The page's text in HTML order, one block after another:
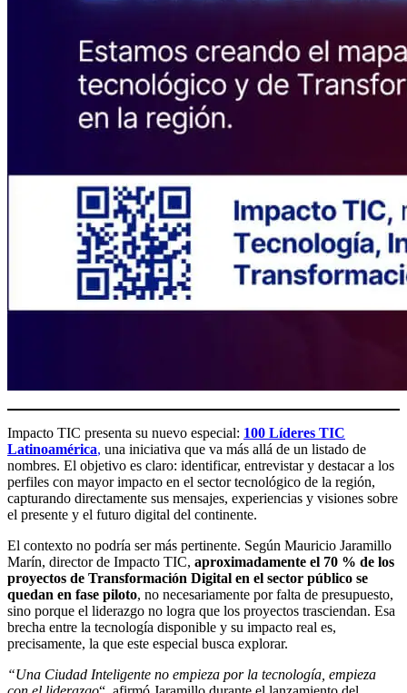
Impacto TIC presenta su nuevo especial: 100 Líderes TIC
Latinoamérica, una iniciativa que va más allá de un listado de
nombres. El objetivo es claro: identificar, entrevistar y destacar a los
perfiles con mayor impacto en el sector tecnológico de la región,
capturando directamente sus mensajes, experiencias y visiones sobre
el presente y el futuro digital del continente.
El contexto no podría ser más pertinente. Según Mauricio Jaramillo
Marín, director de Impacto TIC, aproximadamente el 70 % de los
proyectos de Transformación Digital en el sector público se
quedan en fase piloto, no necesariamente por falta de presupuesto,
sino porque el liderazgo no logra que los proyectos trasciendan. Esa
brecha entre la tecnología disponible y su impacto real es,
precisamente, la que este especial busca explorar.
“Una Ciudad Inteligente no empieza por la tecnología, empieza